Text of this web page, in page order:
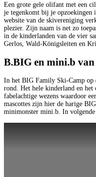
Een grote gele olifant met een
je tegenkomt bij je opzoekingen
website van de skivereniging
plezier. Zijn naam is net zo
in de kinderlanden van de vier
Gerlos, Wald-Königsleiten en
B.BIG en mini.b
In het BIG Family Ski-Camp op
rond. Het hele kinderland en het
fabelachtige wezens waardoor
mascottes zijn hier de harige
minimonster mini.b. In